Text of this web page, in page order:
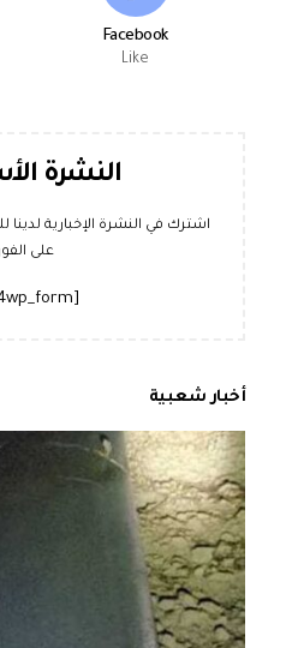
Facebook
Like
النشرة
اشترك في النشرة الإخبارية
على
أخبار شعبية